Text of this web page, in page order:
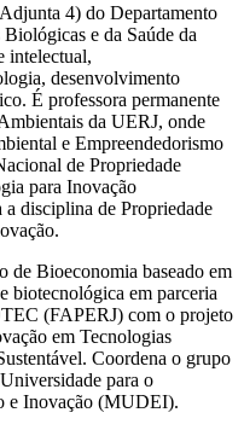
4) do Departamento
e da Saúde da
intelectual,
desenvolvimento
É professora permanente
da UERJ, onde
e Empreendedorismo
de Propriedade
para Inovação
disciplina de Propriedade
de Bioeconomia baseado em
biotecnológica em parceria
(FAPERJ) com o projeto
em Tecnologias
Coordena o grupo
para o
e Inovação (MUDEI).